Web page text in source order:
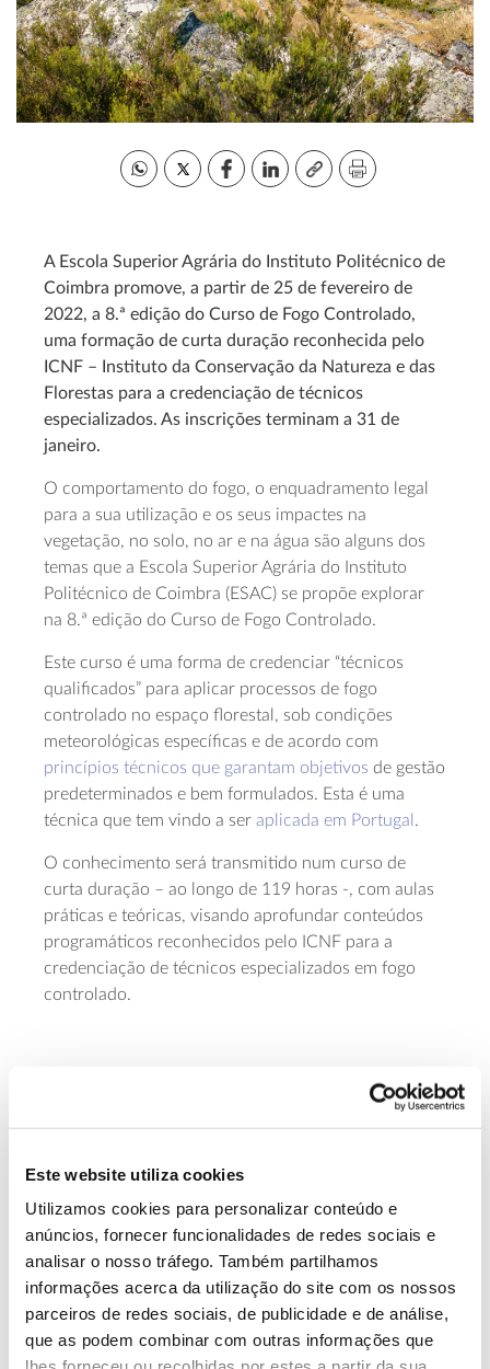
Este website utiliza cookies
Utilizamos cookies para personalizar conteúdo e
anúncios, fornecer funcionalidades de redes sociais e
analisar o nosso tráfego. Também partilhamos
informações acerca da utilização do site com os nossos
parceiros de redes sociais, de publicidade e de análise,
que as podem combinar com outras informações que
A Escola Superior Agrária do Instituto Politécnico de
Coimbra promove, a partir de 25 de fevereiro de
2022, a 8.ª edição do Curso de Fogo Controlado,
uma formação de curta duração reconhecida pelo
ICNF – Instituto da Conservação da Natureza e das
Florestas para a credenciação de técnicos
especializados. As inscrições terminam a 31 de
janeiro.
O comportamento do fogo, o enquadramento legal
para a sua utilização e os seus impactes na
vegetação, no solo, no ar e na água são alguns dos
temas que a Escola Superior Agrária do Instituto
Politécnico de Coimbra (ESAC) se propõe explorar
na 8.ª edição do Curso de Fogo Controlado.
Este curso é uma forma de credenciar “técnicos
qualificados” para aplicar processos de fogo
controlado no espaço florestal, sob condições
meteorológicas específicas e de acordo com
princípios técnicos que garantam objetivos de gestão
predeterminados e bem formulados. Esta é uma
técnica que tem vindo a ser aplicada em Portugal .
O conhecimento será transmitido num curso de
curta duração – ao longo de 119 horas -, com aulas
práticas e teóricas, visando aprofundar conteúdos
programáticos reconhecidos pelo ICNF para a
credenciação de técnicos especializados em fogo
controlado.
Curso de fogo controlado em
fogo controlado, complementadas com 49 horas de
aulas na ESAC.
Desde uma introdução sobre a floresta portuguesa
ao historial do uso do fogo, vários são os temas a
explorar nesta formação dada por Joaquim Sande
Silva, que se divide emsete módulos: